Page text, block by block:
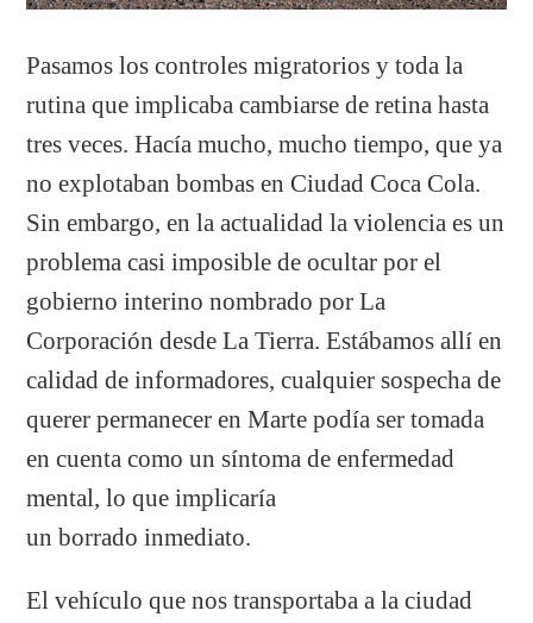
Pasamos los controles migratorios y toda la
rutina que implicaba cambiarse de retina hasta
tres veces. Hacía mucho, mucho tiempo, que ya
no explotaban bombas en Ciudad Coca Cola.
Sin embargo, en la actualidad la violencia es un
problema casi imposible de ocultar por el
gobierno interino nombrado por La
Corporación desde La Tierra. Estábamos allí en
calidad de informadores, cualquier sospecha de
querer permanecer en Marte podía ser tomada
en cuenta como un síntoma de enfermedad
mental, lo que implicaría
un borrado inmediato.
El vehículo que nos transportaba a la ciudad